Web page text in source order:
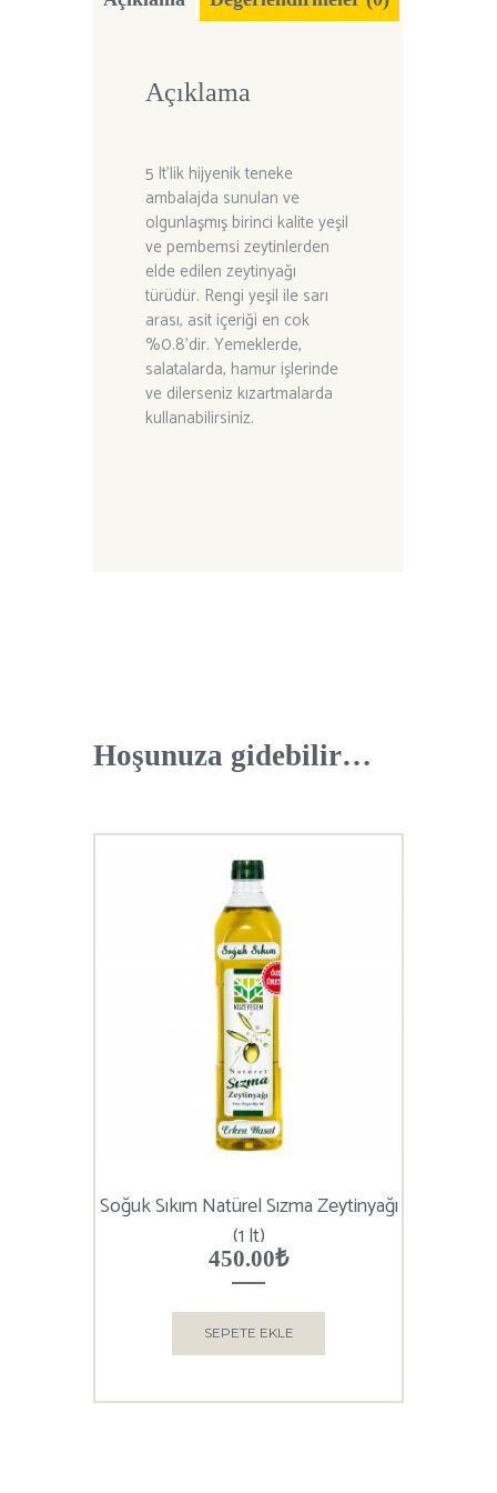
Açıklama
5 lt’lik hijyenik teneke
ambalajda sunulan ve
olgunlaşmış birinci kalite yeşil
ve pembemsi zeytinlerden
elde edilen zeytinyağı
türüdür. Rengi yeşil ile sarı
arası, asit içeriği en cok
%0.8’dir. Yemeklerde,
salatalarda, hamur işlerinde
ve dilerseniz kızartmalarda
kullanabilirsiniz.
Hoşunuza gidebilir…
Soğuk Sıkım Natürel Sızma Zeytinyağı
(1 lt)
450.00₺
SEPETE EKLE